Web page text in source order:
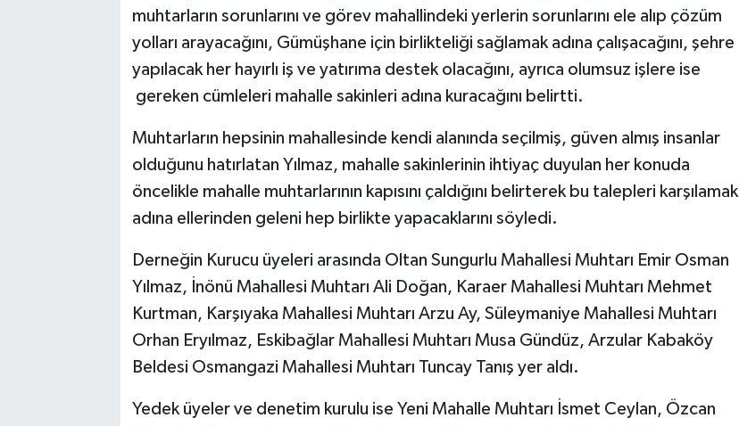
muhtarların sorunlarını ve görev mahallindeki yerlerin sorunlarını ele alıp çözüm
yolları arayacağını, Gümüşhane için birlikteliği sağlamak adına çalışacağını, şehre
yapılacak her hayırlı iş ve yatırıma destek olacağını, ayrıca olumsuz işlere ise
gereken cümleleri mahalle sakinleri adına kuracağını belirtti.
Muhtarların hepsinin mahallesinde kendi alanında seçilmiş, güven almış insanlar
olduğunu hatırlatan Yılmaz, mahalle sakinlerinin ihtiyaç duyulan her konuda
öncelikle mahalle muhtarlarının kapısını çaldığını belirterek bu talepleri karşılamak
adına ellerinden geleni hep birlikte yapacaklarını söyledi.
Derneğin Kurucu üyeleri arasında Oltan Sungurlu Mahallesi Muhtarı Emir Osman
Yılmaz, İnönü Mahallesi Muhtarı Ali Doğan, Karaer Mahallesi Muhtarı Mehmet
Kurtman, Karşıyaka Mahallesi Muhtarı Arzu Ay, Süleymaniye Mahallesi Muhtarı
Orhan Eryılmaz, Eskibağlar Mahallesi Muhtarı Musa Gündüz, Arzular Kabaköy
Beldesi Osmangazi Mahallesi Muhtarı Tuncay Tanış yer aldı.
Yedek üyeler ve denetim kurulu ise Yeni Mahalle Muhtarı İsmet Ceylan, Özcan